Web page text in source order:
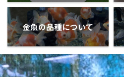
金魚の品種について